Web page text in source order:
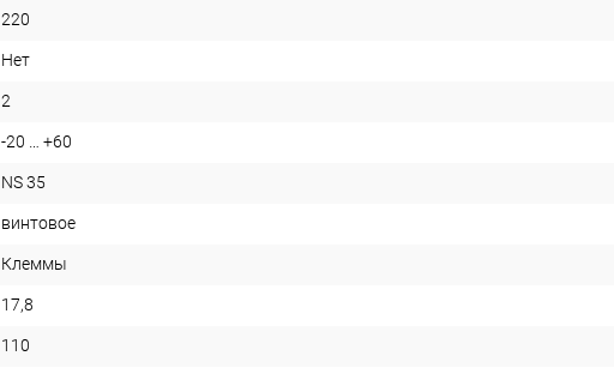
220
Нет
2
-20 … +60
NS 35
винтовое
Клеммы
17,8
110